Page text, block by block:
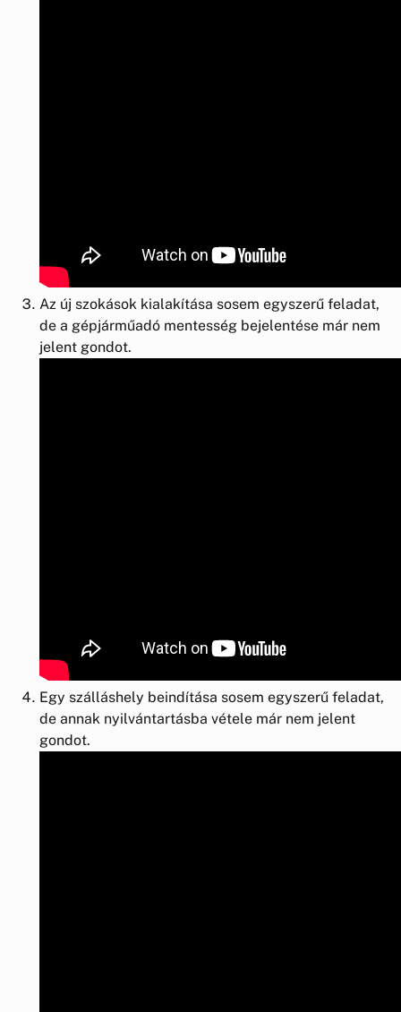
Az új szokások kialakítása sosem egyszerű feladat,
de a gépjárműadó mentesség bejelentése már nem
jelent gondot.
Egy szálláshely beindítása sosem egyszerű feladat,
de annak nyilvántartásba vétele már nem jelent
gondot.